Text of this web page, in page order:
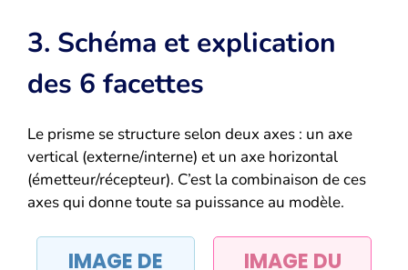
3. Schéma et explication
des 6 facettes
Le prisme se structure selon deux axes : un axe
vertical (externe/interne) et un axe horizontal
(émetteur/récepteur). C’est la combinaison de ces
axes qui donne toute sa puissance au modèle.
IMAGE DE IMAGE DU